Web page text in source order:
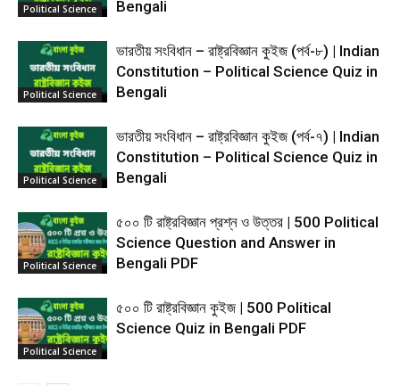
Political Science
Bengali
Political Science
ভারতীয় সংবিধান – রাষ্ট্রবিজ্ঞান কুইজ (পর্ব-৮) | Indian
Constitution – Political Science Quiz in
Bengali
Political Science
ভারতীয় সংবিধান – রাষ্ট্রবিজ্ঞান কুইজ (পর্ব-৭) | Indian
Constitution – Political Science Quiz in
Bengali
Political Science
৫০০ টি রাষ্ট্রবিজ্ঞান প্রশ্ন ও উত্তর | 500 Political
Science Question and Answer in
Bengali PDF
Political Science
৫০০ টি রাষ্ট্রবিজ্ঞান কুইজ | 500 Political
Science Quiz in Bengali PDF